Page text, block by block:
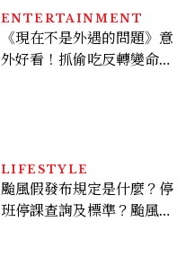
ENTERTAINMENT
《現在不是外遇的問題》意
外好看！抓偷吃反轉變命
LIFESTYLE
颱風假發布規定是什麼？停
班停課查詢及標準？颱風假